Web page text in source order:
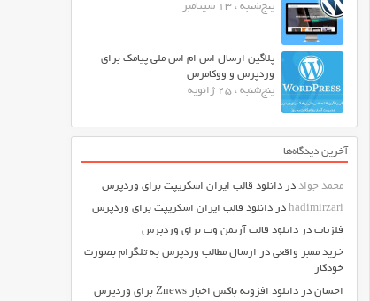
پنج‌شنبه ، 13 سپتامبر
پلاگین ارسال اس ام اس ملی پیامک برای
وردپرس و ووکامرس
پنج‌شنبه ، 25 ژانویه
آخرین دیدگاه‌ها
محمد جواد در دانلود قالب ایران اسکریپت برای وردپرس
hadimirzari در دانلود قالب ایران اسکریپت برای وردپرس
فلزیاب در دانلود قالب آرتمن وب برای وردپرس
خرید ممبر واقعی در ارسال مطالب وردپرس به تلگرام بصورت
خودکار
احسان در دانلود افزونه باکس اخبار Znews برای وردپرس